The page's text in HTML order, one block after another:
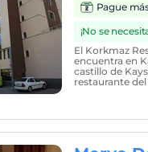
Pague
¡No se
El Korkmaz
encuentra en
castillo de
restaurante